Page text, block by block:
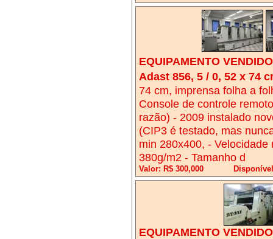
EQUIPAMENTO
Adast 856, 5 / 0, 52 x 74
74 cm, imprensa folha a
Console de controle
razão) - 2009 instalado
(CIP3 é testado, mas
min 280x400, -
380g/m2 - Tamanho d
Valor: R$ 300,000
EQUIPAMENTO